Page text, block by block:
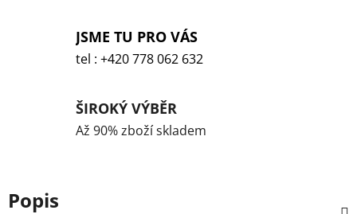
JSME TU PRO VÁS
tel : +420 778 062 632
ŠIROKÝ VÝBĚR
Až 90% zboží skladem
Popis